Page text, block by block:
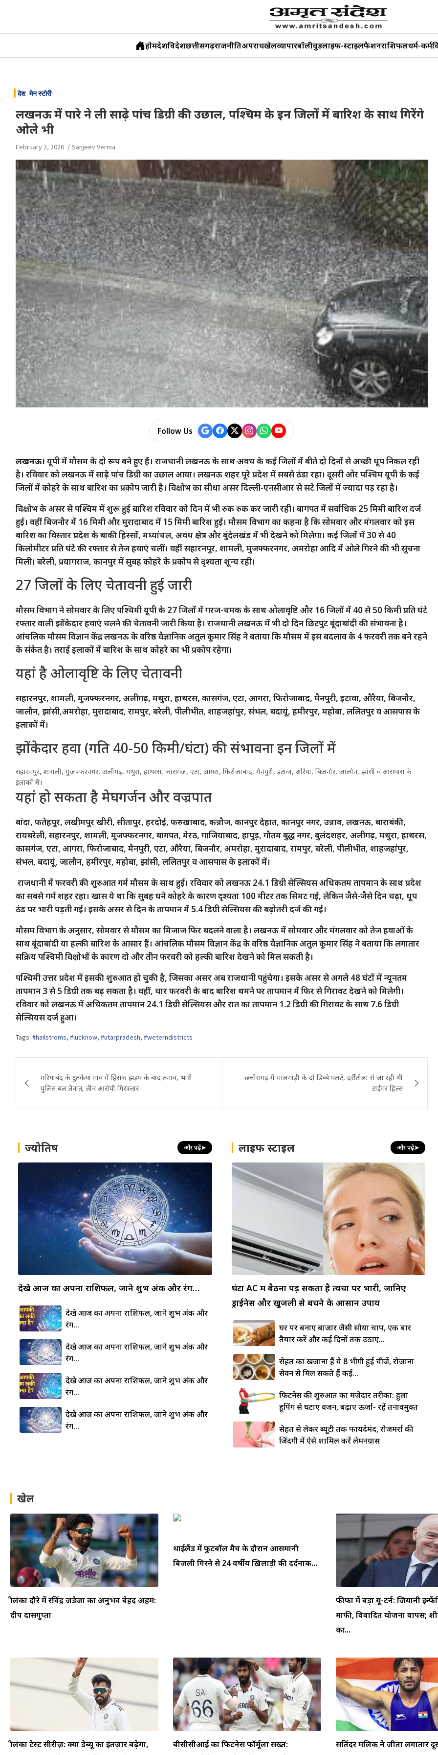
content
होमदेशविदेशछत्तीसगढ़राजनीतिअपराधखेलव्यापारबॉलीवुडलाइफ-स्टाइलफैशनराशिफलधर्म-कर्म
देश मेन स्टोरी
लखनऊ में पारे ने ली साढ़े पांच डिग्री की उछाल, पश्चिम के इन जिलों में बारिश के साथ गिरेंगे
ओले भी
February 2, 2026 Sanjeev Verma
Follow Us
लखनऊ। यूपी में मौसम के दो रूप बने हुए हैं। राजधानी लखनऊ के साथ अवध के कई जिलों में बीते दो दिनों से अच्छी धूप निकल रही
है। रविवार को लखनऊ में साढ़े पांच डिग्री का उछाल आया। लखनऊ शहर पूरे प्रदेश में सबसे ठंडा रहा। दूसरी ओर पश्चिम यूपी के कई
जिलों में कोहरे के साथ बारिश का प्रकोप जारी है। विक्षोभ का सीधा असर दिल्ली-एनसीआर से सटे जिलों में ज्यादा पड़ रहा है।
विक्षोभ के असर से पश्चिम में शुरू हुई बारिश रविवार को दिन में भी रुक रुक कर जारी रही। बागपत में सर्वाधिक 25 मिमी बारिश दर्ज
हुई। वहीं बिजनौर में 16 मिमी और मुरादाबाद में 15 मिमी बारिश हुई। मौसम विभाग का कहना है कि सोमवार और मंगलवार को इस
बारिश का विस्तार प्रदेश के बाकी हिस्सों, मध्यांचल, अवध क्षेत्र और बुंदेलखंड में भी देखने को मिलेगा। कई जिलों में 30 से 40
किलोमीटर प्रति घंटे की रफ्तार से तेज हवाएं चलीं। वहीं सहारनपुर, शामली, मुजफ्फरनगर, अमरोहा आदि में ओले गिरने की भी सूचना
मिली। बरेली, प्रयागराज, कानपुर में सुबह कोहरे के प्रकोप से दृश्यता शून्य रही।
27 जिलों के लिए चेतावनी हुई जारी
मौसम विभाग ने सोमवार के लिए पश्चिमी यूपी के 27 जिलों में गरज-चमक के साथ ओलावृष्टि और 16 जिलों में 40 से 50 किमी प्रति घंटे
रफ्तार वाली झोंकेदार हवाएं चलने की चेतावनी जारी किया है। राजधानी लखनऊ में भी दो दिन छिटपुट बूंदाबांदी की संभावना है।
आंचलिक मौसम विज्ञान केंद्र लखनऊ के वरिष्ठ वैज्ञानिक अतुल कुमार सिंह ने बताया कि मौसम में इस बदलाव के 4 फरवरी तक बने रहने
के संकेत है। तराई इलाकों में बारिश के साथ कोहरे का भी प्रकोप रहेगा।
यहां है ओलावृष्टि के लिए चेतावनी
सहारनपुर, शामली, मुजफ्फरनगर, अलीगढ़, मथुरा, हाथरस, कासगंज, एटा, आगरा, फिरोजाबाद, मैनपुरी, इटावा, औरैया, बिजनौर,
जालौन, झांसी,अमरोहा, मुरादाबाद, रामपुर, बरेली, पीलीभीत, शाहजहांपुर, संभल, बदायूं, हमीरपुर, महोबा, ललितपुर व आसपास के
इलाकों में।
झोंकेदार हवा (गति 40-50 किमी/घंटा) की संभावना इन जिलों में
सहारनपुर, शामली, मुजफ्फरनगर, अलीगढ़, मथुरा, हाथरस, कासगंज, एटा, आगरा, फिरोजाबाद, मैनपुरी, इटावा, औरैया, बिजनौर, जालौन, झांसी व आसपास के
इलाकों में।
यहां हो सकता है मेघगर्जन और वज्रपात
बांदा, फतेहपुर, लखीमपुर खीरी, सीतापुर, हरदोई, फरुखाबाद, कन्नौज, कानपुर देहात, कानपुर नगर, उन्नाव, लखनऊ, बाराबंकी,
रायबरेली, सहारनपुर, शामली, मुजफ्फरनगर, बागपत, मेरठ, गाजियाबाद, हापुड़, गौतम बुद्ध नगर, बुलंदशहर, अलीगढ़, मथुरा, हाथरस,
कासगंज, एटा, आगरा, फिरोजाबाद, मैनपुरी, एटा, औरैया, बिजनौर, अमरोहा, मुरादाबाद, रामपुर, बरेली, पीलीभीत, शाहजहांपुर,
संभल, बदायूं, जालौन, हमीरपुर, महोबा, झांसी, ललितपुर व आसपास के इलाकों में।
राजधानी में फरवरी की शुरुआत गर्म मौसम के साथ हुई। रविवार को लखनऊ 24.1 डिग्री सेल्सियस अधिकतम तापमान के साथ प्रदेश
का सबसे गर्म शहर रहा। खास ये था कि सुबह घने कोहरे के कारण दृश्यता 100 मीटर तक सिमट गई, लेकिन जैसे-जैसे दिन चढ़ा, धूप
ठंड पर भारी पड़ती गई। इसके असर से दिन के तापमान में 5.4 डिग्री सेल्सियस की बढ़ोतरी दर्ज की गई।
मौसम विभाग के अनुसार, सोमवार से मौसम का मिजाज फिर बदलने वाला है। लखनऊ में सोमवार और मंगलवार को तेज हवाओं के
साथ बूंदाबांदी या हल्की बारिश के आसार हैं। आंचलिक मौसम विज्ञान केंद्र के वरिष्ठ वैज्ञानिक अतुल कुमार सिंह ने बताया कि लगातार
सक्रिय पश्चिमी विक्षोभों के कारण दो और तीन फरवरी को हल्की बारिश देखने को मिल सकती है।
पश्चिमी उत्तर प्रदेश में इसकी शुरुआत हो चुकी है, जिसका असर अब राजधानी पहुंचेगा। इसके असर से अगले 48 घंटों में न्यूनतम
तापमान 3 से 5 डिग्री तक बढ़ सकता है। वहीं, चार फरवरी के बाद बारिश थमने पर तापमान में फिर से गिरावट देखने को मिलेगी।
रविवार को लखनऊ में अधिकतम तापमान 24.1 डिग्री सेल्सियस और रात का तापमान 1.2 डिग्री की गिरावट के साथ 7.6 डिग्री
सेल्सियस दर्ज हुआ।
Tags: #hailstroms, #lucknow, #utarpradesh, #weterndistricts
navigation
गरियाबंद के दुतकैयां गांव में हिंसक झड़प के बाद तनाव, भारी
पुलिस बल तैनात, तीन आरोपी गिरफ्तार
छत्तीसगढ़ में मालगाड़ी के दो डिब्बे पलटे, दर्रीटोला से जा रही थी
टाईगर हिल्स
ज्योतिष और पढ़ें➤
देखे आज का अपना राशिफल, जाने शुभ अंक और रंग…
देखे आज का अपना राशिफल, जाने शुभ अंक और
रंग…
देखे आज का अपना राशिफल, जाने शुभ अंक और
रंग…
देखे आज का अपना राशिफल, जाने शुभ अंक और
रंग…
देखे आज का अपना राशिफल, जाने शुभ अंक और
रंग…
लाइफ स्टाइल और पढ़ें➤
घंटों AC में बैठना पड़ सकता है त्वचा पर भारी, जानिए
ड्राईनेस और खुजली से बचने के आसान उपाय
घर पर बनाएं बाजार जैसी सोया चाप, एक बार
तैयार करें और कई दिनों तक उठाएं...
सेहत का खजाना हैं ये 8 भीगी हुई चीजें, रोजाना
सेवन से मिल सकते हैं कई...
फिटनेस की शुरुआत का मजेदार तरीका: हुला
हूपिंग से घटाएं वजन, बढ़ाएं ऊर्जा- रहें तनावमुक्त
सेहत से लेकर ब्यूटी तक फायदेमंद, रोजमर्रा की
जिंदगी में ऐसे शामिल करें लेमनग्रास
खेल
श्रीलंका दौरे में रविंद्र जडेजा का अनुभव बेहद अहम:
दीप दासगुप्ता
थाईलैंड में फुटबॉल मैच के दौरान आसमानी
बिजली गिरने से 24 वर्षीय ख़िलाड़ी की दर्दनाक...
फीफा में बड़ा यू-टर्न: जियानी
माफी, विवादित योजना वापस;
का...
श्रीलंका टेस्ट सीरीज़: क्या डेब्यू का इंतजार बढ़ेगा,
बीसीसीआई का फिटनेस फॉर्मूला सख्त:
सतिंदर मलिक ने जीता लगातार